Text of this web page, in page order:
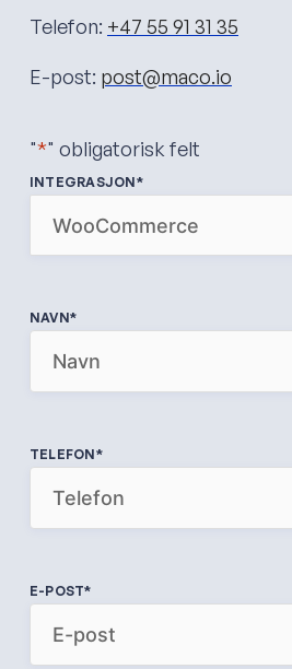
Telefon: +47 55 91 31 35
E-post: post@maco.io
"*" obligatorisk felt
INTEGRASJON*
NAVN*
TELEFON*
E-POST*